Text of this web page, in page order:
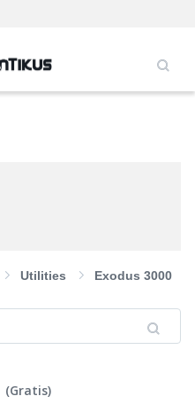
Utilities Exodus 3000
(Gratis)